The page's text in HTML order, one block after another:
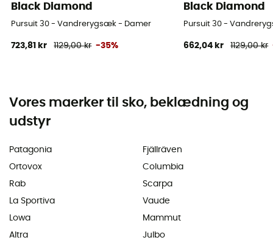
Black Diamond
Pursuit 30 - Vandrerygsæk - Damer
723,81 kr 1129,00 kr -35%
Black Diamond
Pursuit 30 -
662,04 kr 1129,00 kr
Vores maerker til sko, beklædning og
udstyr
Patagonia
Ortovox
Rab
La Sportiva
Lowa
Altra
Fjällräven
Columbia
Scarpa
Vaude
Mammut
Julbo